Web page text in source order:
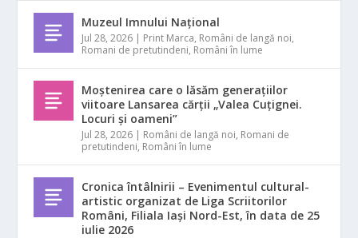
Muzeul Imnului Național
Jul 28, 2026 | Print Marca, Români de langă noi,
Romani de pretutindeni, Români în lume
Moștenirea care o lăsăm generațiilor
viitoare Lansarea cărții „Valea Cuțignei.
Locuri și oameni”
Jul 28, 2026 | Români de langă noi, Romani de
pretutindeni, Români în lume
Cronica întâlnirii – Evenimentul cultural-
artistic organizat de Liga Scriitorilor
Români, Filiala Iași Nord-Est, în data de 25
iulie 2026